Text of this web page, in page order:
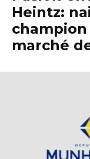
Heintz:
marché